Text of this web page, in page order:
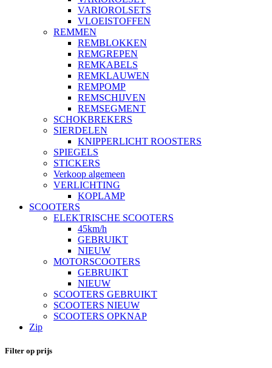
VARIOROLSETS
VLOEISTOFFEN
REMMEN
REMBLOKKEN
REMGREPEN
REMKABELS
REMKLAUWEN
REMPOMP
REMSCHIJVEN
REMSEGMENT
SCHOKBREKERS
SIERDELEN
KNIPPERLICHT ROOSTERS
SPIEGELS
STICKERS
Verkoop algemeen
VERLICHTING
KOPLAMP
SCOOTERS
ELEKTRISCHE SCOOTERS
45km/h
GEBRUIKT
NIEUW
MOTORSCOOTERS
GEBRUIKT
NIEUW
SCOOTERS GEBRUIKT
SCOOTERS NIEUW
SCOOTERS OPKNAP
Zip
Filter op prijs